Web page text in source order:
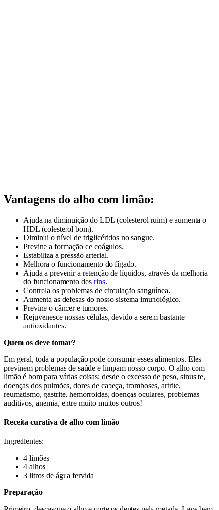
Vantagens do alho com limão:
Ajuda na diminuição do LDL (colesterol ruim) e aumenta o
HDL (colesterol bom).
Diminui o nível de triglicéridos no sangue.
Previne a formação de coágulos.
Estabiliza a pressão arterial.
Melhora o funcionamento do fígado.
Ajuda a prevenir a retenção de líquidos, através da melhoria
do funcionamento dos rins.
Controla os problemas de circulação sanguínea.
Aumenta as defesas do nosso sistema imunológico.
Previne o câncer e tumores.
Rejuvenesce nossas células, devido a serem bastante
antioxidantes.
Quem os deve tomar?
Em geral, toda a população pode consumir esses alimentos. Eles
previnem problemas de saúde e limpam nosso corpo. O alho com
limão é bom para várias coisas: desde o excesso de peso, sinusite,
doenças dos pulmões, dores de cabeça, tromboses, artrite,
reumatismo, gastrite, hemorroidas, doenças oculares, problemas
auditivos, anemia, entre muito muitos outros!
Receita curativa de alho com limão
Ingredientes:
4 limões
4 alhos
3 litros de água fervida
Preparação